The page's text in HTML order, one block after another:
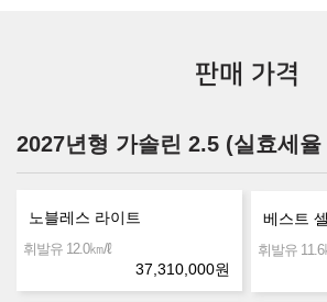
판매 가격
2027년형 가솔린 2.5 (실효세율
노블레스 라이트
휘발유 12.0㎞/ℓ
37,310,000원
베스트
휘발유 11.6